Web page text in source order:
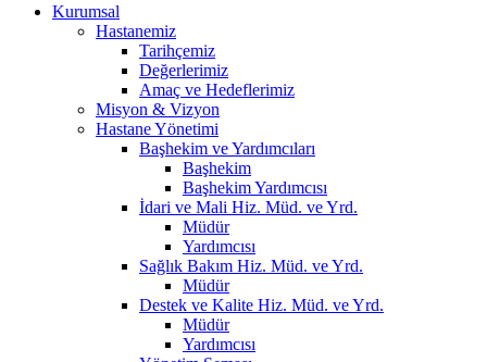
Kurumsal
Hastanemiz
Tarihçemiz
Değerlerimiz
Amaç ve Hedeflerimiz
Misyon & Vizyon
Hastane Yönetimi
Başhekim ve Yardımcıları
Başhekim
Başhekim Yardımcısı
İdari ve Mali Hiz. Müd. ve Yrd.
Müdür
Yardımcısı
Sağlık Bakım Hiz. Müd. ve Yrd.
Müdür
Destek ve Kalite Hiz. Müd. ve Yrd.
Müdür
Yardımcısı